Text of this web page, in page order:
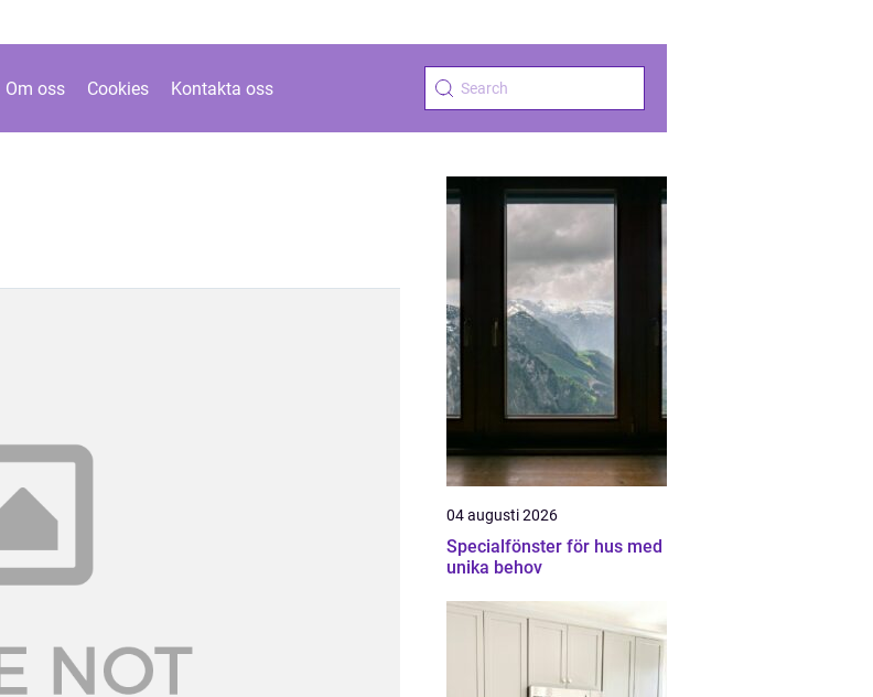
Om oss Cookies Kontakta oss
04 augusti 2026
Specialfönster för hus med
unika behov